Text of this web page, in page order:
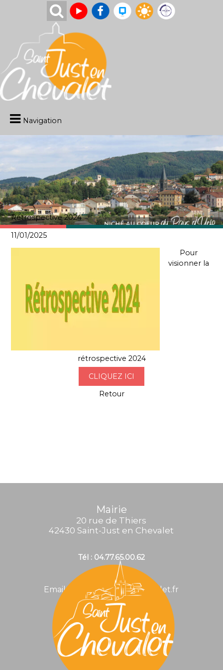
Navigation
Rétrospective 2024
11/01/2025
Pour
visionner la
rétrospective 2024
CLIQUEZ ICI
Retour
Mairie
20 rue de Thiers
42430 Saint-Just en Chevalet
Tél : 04.77.65.00.62
Email : mairie@stjustenchevalet.fr